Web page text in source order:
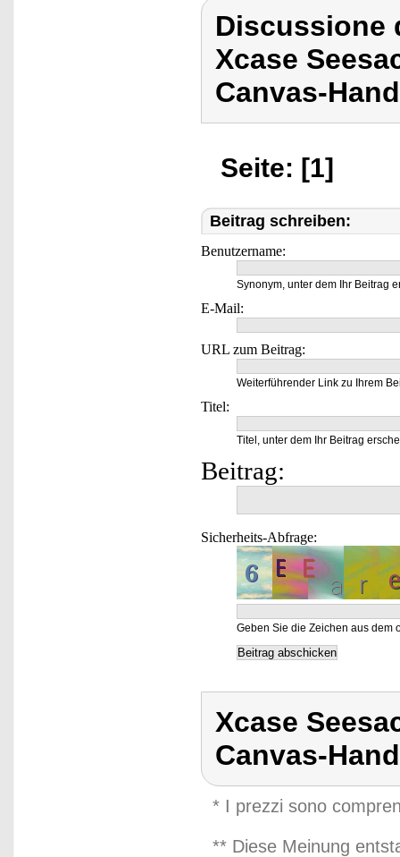
Discussione
Xcase
Canvas-
Seite: [1]
Beitrag schreiben:
Benutzername:
Synonym, unter dem Ihr Beitrag
E-Mail:
URL zum Beitrag:
Weiterführender Link zu Ihrem
Titel:
Titel, unter dem Ihr Beitrag
Beitrag:
Sicherheits-Abfrage:
Geben Sie die Zeichen aus dem
Xcase
Canvas-
* I prezzi sono
** Diese Meinung